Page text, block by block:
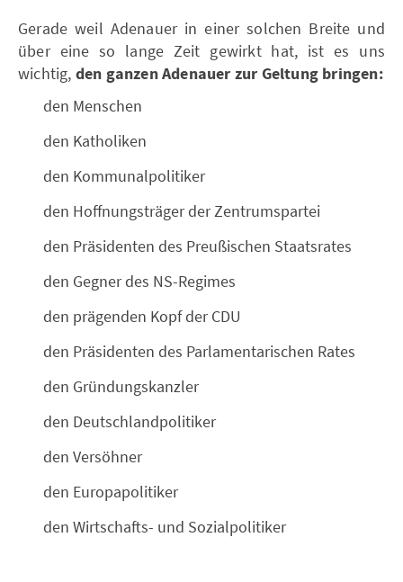
Gerade weil Adenauer in einer solchen Breite und
über eine so lange Zeit gewirkt hat, ist es uns
wichtig, den ganzen Adenauer zur Geltung bringen:
den Menschen
den Katholiken
den Kommunalpolitiker
den Hoffnungsträger der Zentrumspartei
den Präsidenten des Preußischen Staatsrates
den Gegner des NS-Regimes
den prägenden Kopf der CDU
den Präsidenten des Parlamentarischen Rates
den Gründungskanzler
den Deutschlandpolitiker
den Versöhner
den Europapolitiker
den Wirtschafts- und Sozialpolitiker